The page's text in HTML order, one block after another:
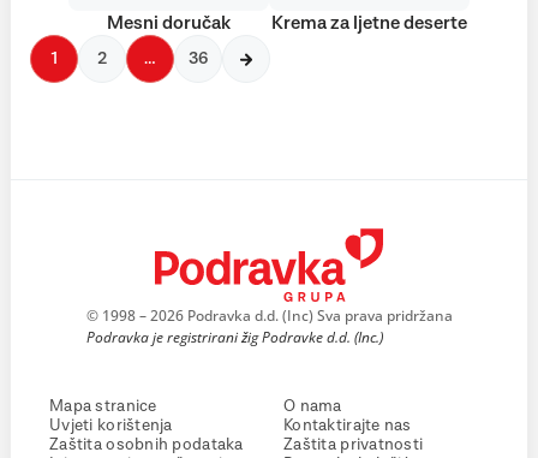
Mesni doručak Krema za ljetne deserte
1 2 … 36
© 1998 – 2026 Podravka d.d. (Inc) Sva prava pridržana
Podravka je registrirani žig Podravke d.d. (Inc.)
Mapa stranice
Uvjeti korištenja
Zaštita osobnih podataka
O nama
Kontaktirajte nas
Zaštita privatnosti